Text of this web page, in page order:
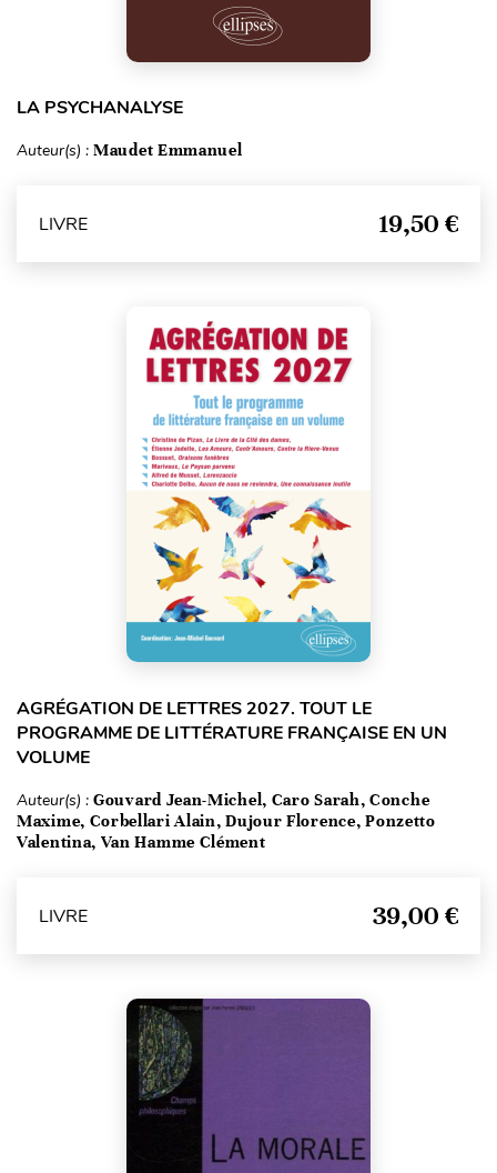
LA PSYCHANALYSE
Auteur(s) : Maudet Emmanuel
LIVRE 19,50 €
AGRÉGATION DE LETTRES 2027. TOUT LE
PROGRAMME DE LITTÉRATURE FRANÇAISE EN UN
VOLUME
Auteur(s) : Gouvard Jean-Michel, Caro Sarah, Conche
Maxime, Corbellari Alain, Dujour Florence, Ponzetto
Valentina, Van Hamme Clément
LIVRE 39,00 €